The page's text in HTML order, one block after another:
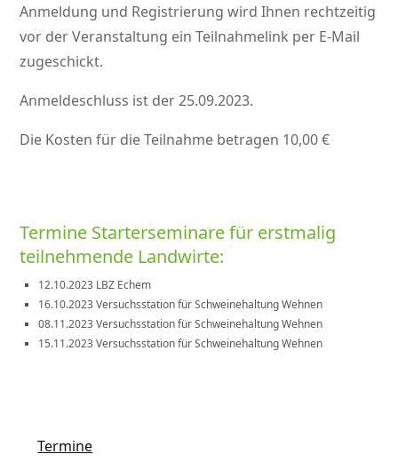
Anmeldung und Registrierung wird Ihnen rechtzeitig
vor der Veranstaltung ein Teilnahmelink per E-Mail
zugeschickt.
Anmeldeschluss ist der 25.09.2023.
Die Kosten für die Teilnahme betragen 10,00 €
Termine Starterseminare für erstmalig
teilnehmende Landwirte:
12.10.2023 LBZ Echem
16.10.2023 Versuchsstation für Schweinehaltung Wehnen
08.11.2023 Versuchsstation für Schweinehaltung Wehnen
15.11.2023 Versuchsstation für Schweinehaltung Wehnen
Termine